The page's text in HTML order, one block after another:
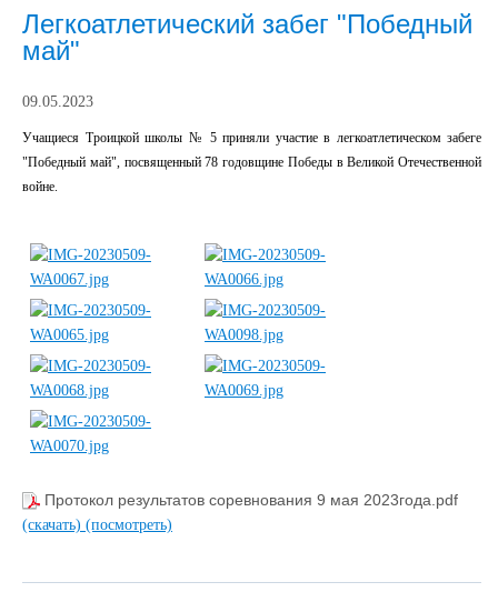
Легкоатлетический забег "Победный
май"
09.05.2023
Учащиеся Троицкой школы № 5 приняли участие в легкоатлетическом забеге
"Победный май", посвященный 78 годовщине Победы в Великой Отечественной
войне.
Протокол результатов соревнования 9 мая 2023года.pdf
(скачать) (посмотреть)